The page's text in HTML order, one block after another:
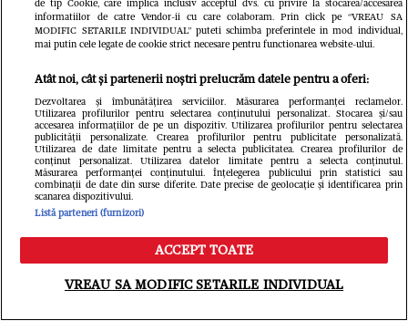
Ilie! Zodia care descoperă o trădare
uriașă și îi lasă pe toți fără replică
Libertatea.ro
Judecătoarea Ionela Tudor, care a
spus „M-a sunat Lia”, se întoarce în
Meniu Caută
de tip Cookie, care implica inclusiv acceptul dvs. cu privire la stocarea/accesarea
informatiilor de catre Vendor-ii cu care colaboram. Prin click pe “VREAU SA
MODIFIC SETARILE INDIVIDUAL” puteti schimba preferintele in mod individual,
mai putin cele legate de cookie strict necesare pentru functionarea website-ului.
Atât noi, cât și partenerii noștri prelucrăm datele pentru a oferi:
Dezvoltarea și îmbunătățirea serviciilor. Măsurarea performanței reclamelor.
Utilizarea profilurilor pentru selectarea conținutului personalizat. Stocarea și/sau
accesarea informațiilor de pe un dispozitiv. Utilizarea profilurilor pentru selectarea
publicității personalizate. Crearea profilurilor pentru publicitate personalizată.
Utilizarea de date limitate pentru a selecta publicitatea. Crearea profilurilor de
conținut personalizat. Utilizarea datelor limitate pentru a selecta conținutul.
Măsurarea performanței conținutului. Înțelegerea publicului prin statistici sau
combinații de date din surse diferite. Date precise de geolocație și identificarea prin
scanarea dispozitivului.
Listă parteneri (furnizori)
ACCEPT TOATE
VREAU SA MODIFIC SETARILE INDIVIDUAL